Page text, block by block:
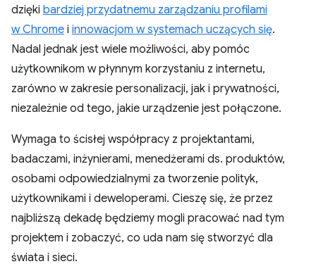
dzięki bardziej przydatnemu zarządzaniu profilami
w Chrome i innowacjom w systemach uczących się.
Nadal jednak jest wiele możliwości, aby pomóc
użytkownikom w płynnym korzystaniu z internetu,
zarówno w zakresie personalizacji, jak i prywatności,
niezależnie od tego, jakie urządzenie jest połączone.
Wymaga to ścisłej współpracy z projektantami,
badaczami, inżynierami, menedżerami ds. produktów,
osobami odpowiedzialnymi za tworzenie polityk,
użytkownikami i deweloperami. Cieszę się, że przez
najbliższą dekadę będziemy mogli pracować nad tym
projektem i zobaczyć, co uda nam się stworzyć dla
świata i sieci.